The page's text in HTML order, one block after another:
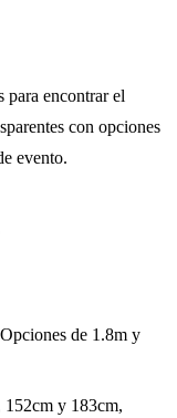
para encontrar el
con opciones
evento.
de 1.8m y
152cm y 183cm,